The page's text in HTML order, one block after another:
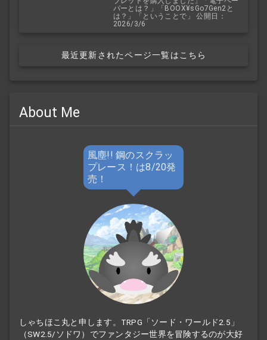
パーとは？」「BOOX¥sGo7Gen2と
は？」「ということで」 公開日：
2026/3/6
最近更新されたページ一覧はこちら
About Me
風塵!! 鋼のスクラッ
プレース！は8/20発
売！
しゃちほこ丸と申します。TRPG「ソード・ワールド2.5」
（SW2.5/ソドワ）でファンタジー世界を冒険するのが大好